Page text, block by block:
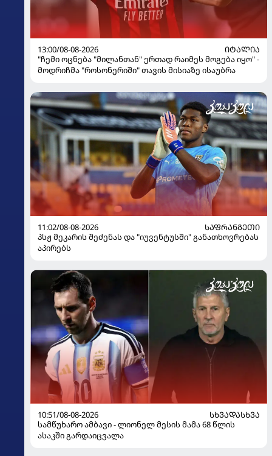
13:00/08-08-2026
ᲘᲢᲐᲚᲘᲐ
"ჩემი ოცნება "მილანთან" ერთად რაიმეს მოგება იყო" -
მოდრიჩმა "როსონერიში" თავის მისიაზე ისაუბრა
11:02/08-08-2026
ᲡᲐᲤᲠᲐᲜᲒᲔᲗᲘ
პსჟ მეკარის შეძენას და "იუვენტუსში" განათხოვრებას
აპირებს
10:51/08-08-2026
ᲡᲮᲕᲐᲓᲐᲡᲮᲕᲐ
სამწუხარო ამბავი - ლიონელ მესის მამა 68 წლის
ასაკში გარდაიცვალა